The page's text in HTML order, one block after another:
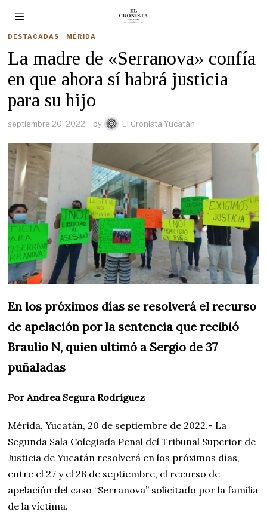
DESTACADAS · MÉRIDA
La madre de «Serranova» confía
en que ahora sí habrá justicia
para su hijo
septiembre 20, 2022 by El Cronista Yucatán
En los próximos días se resolverá el recurso
de apelación por la sentencia que recibió
Braulio N, quien ultimó a Sergio de 37
puñaladas
Por Andrea Segura Rodríguez
Mérida, Yucatán, 20 de septiembre de 2022.- La
Segunda Sala Colegiada Penal del Tribunal Superior de
Justicia de Yucatán resolverá en los próximos días,
entre el 27 y el 28 de septiembre, el recurso de
apelación del caso “Serranova” solicitado por la familia
de la víctima.